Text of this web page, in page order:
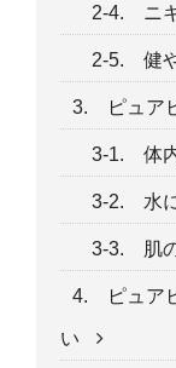
2-4. ニキ
2-5. 健や
3. ピュア
3-1. 体内
3-2. 水に
3-3. 肌の
4. ピュア
い